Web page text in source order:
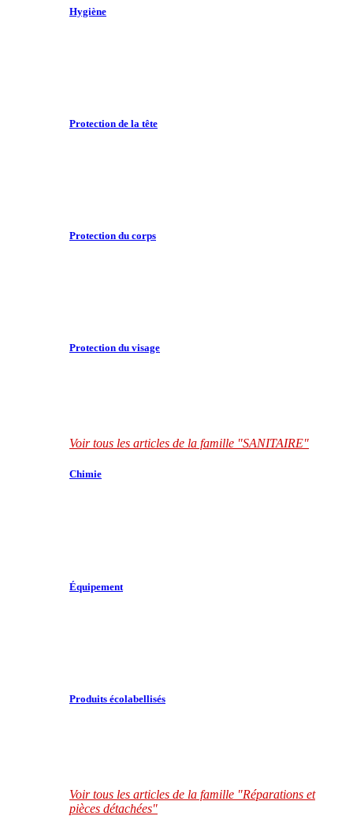
Hygiène
Protection de la tête
Protection du corps
Protection du visage
Voir tous les articles de la famille "SANITAIRE"
Chimie
Équipement
Produits écolabellisés
Voir tous les articles de la famille "Réparations et
pièces détachées"